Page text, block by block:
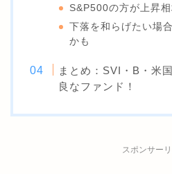
S&P500の方が上昇
下落を和らげたい場
かも
まとめ：SVI・B・米
良なファンド！
スポンサー